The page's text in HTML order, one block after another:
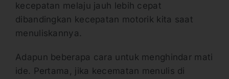
kecepatan melaju jauh lebih cepat
dibandingkan kecepatan motorik kita saat
menuliskannya.
Adapun beberapa cara untuk menghindar mati
ide. Pertama, jika kecematan menulis di